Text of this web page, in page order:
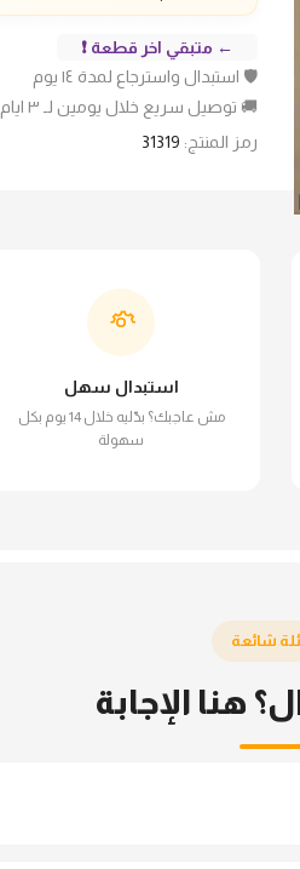
← متبقي اخر قطعة ❗
🛡️ استبدال واسترجاع لمدة ١٤ يوم
🚚 توصيل سريع خلال يومين لـ ٣ ايام عمل
رمز المنتج: 31319
استبدال سهل
مش عاجبك؟ بدّليه خلال 14 يوم بكل
سهولة
شائعة
هنا الإجابة